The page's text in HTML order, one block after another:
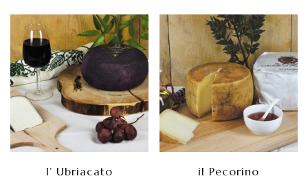
l’ Ubriacato il Pecorino